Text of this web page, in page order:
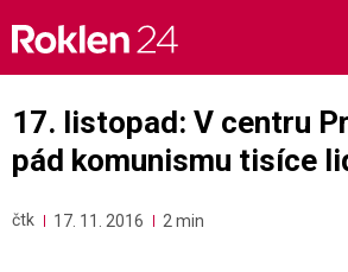
content
17. listopad: V centru
pád komunismu tisíce
čtk 17. 11. 2016 2 min